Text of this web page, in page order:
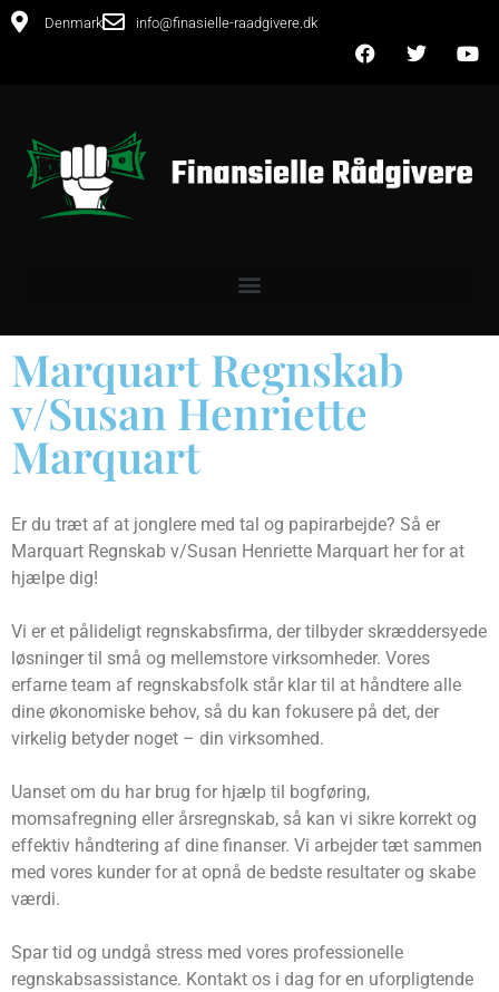
Denmark info@finasielle-raadgivere.dk
Marquart Regnskab
v/Susan Henriette
Marquart
Er du træt af at jonglere med tal og papirarbejde? Så er
Marquart Regnskab v/Susan Henriette Marquart her for at
hjælpe dig!
Vi er et pålideligt regnskabsfirma, der tilbyder skræddersyede
løsninger til små og mellemstore virksomheder. Vores
erfarne team af regnskabsfolk står klar til at håndtere alle
dine økonomiske behov, så du kan fokusere på det, der
virkelig betyder noget – din virksomhed.
Uanset om du har brug for hjælp til bogføring,
momsafregning eller årsregnskab, så kan vi sikre korrekt og
effektiv håndtering af dine finanser. Vi arbejder tæt sammen
med vores kunder for at opnå de bedste resultater og skabe
værdi.
Spar tid og undgå stress med vores professionelle
regnskabsassistance. Kontakt os i dag for en uforpligtende